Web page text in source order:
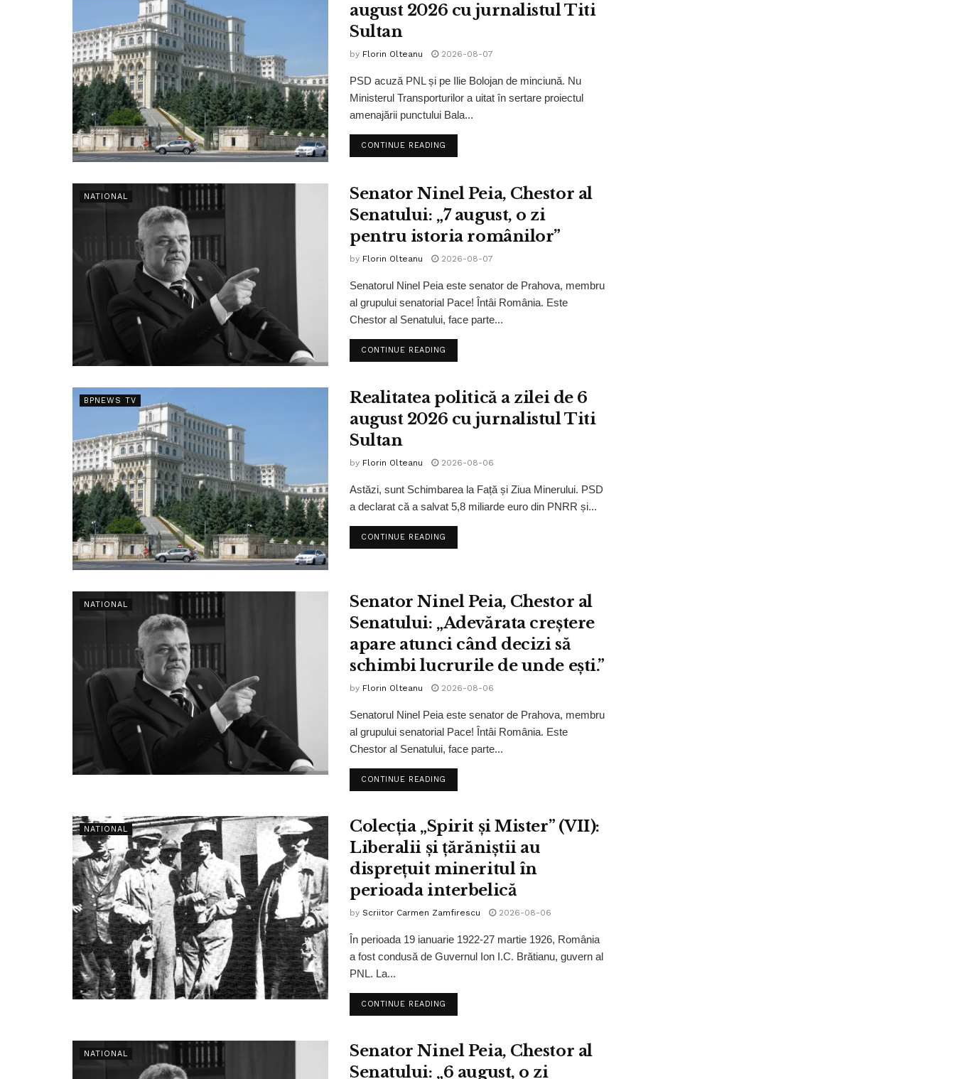
august 2026 cu jurnalistul Titi
Sultan
by Florin Olteanu 2026-08-07
PSD acuză PNL și pe Ilie Bolojan de minciună. Nu
Ministerul Transporturilor a uitat în sertare proiectul
amenajării punctului Bala...
CONTINUE READING
NATIONAL
Senator Ninel Peia, Chestor al
Senatului: „7 august, o zi
pentru istoria românilor”
by Florin Olteanu 2026-08-07
Senatorul Ninel Peia este senator de Prahova, membru
al grupului senatorial Pace! Întâi România. Este
Chestor al Senatului, face parte...
CONTINUE READING
BPNEWS TV
Realitatea politică a zilei de 6
august 2026 cu jurnalistul Titi
Sultan
by Florin Olteanu 2026-08-06
Astăzi, sunt Schimbarea la Față și Ziua Minerului. PSD
a declarat că a salvat 5,8 miliarde euro din PNRR și...
CONTINUE READING
NATIONAL
Senator Ninel Peia, Chestor al
Senatului: „Adevărata creștere
apare atunci când decizi să
schimbi lucrurile de unde ești.”
by Florin Olteanu 2026-08-06
Senatorul Ninel Peia este senator de Prahova, membru
al grupului senatorial Pace! Întâi România. Este
Chestor al Senatului, face parte...
CONTINUE READING
NATIONAL
Colecția „Spirit și Mister” (VII):
Liberalii și țărăniștii au
disprețuit mineritul în
perioada interbelică
by Scriitor Carmen Zamfirescu 2026-08-06
În perioada 19 ianuarie 1922-27 martie 1926, România
a fost condusă de Guvernul Ion I.C. Brătianu, guvern al
PNL. La...
CONTINUE READING
NATIONAL
Senator Ninel Peia, Chestor al
Senatului: „6 august, o zi